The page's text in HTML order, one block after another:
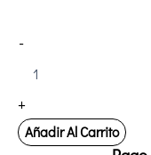
-
Creyconfe
GRENOBLE
cantidad
+
Añadir Al Carrito